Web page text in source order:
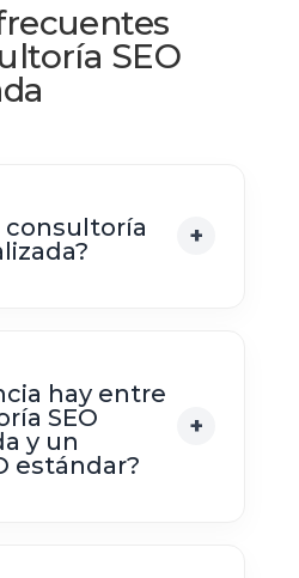
SEO
consultoría
hay entre
SEO
y un
estándar?